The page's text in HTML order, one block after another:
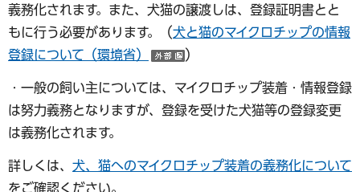
義務化されます。また、犬猫の譲渡しは、登録証明書とと
もに行う必要があります。（犬と猫のマイクロチップの情報
登録について（環境省）
（外部サイトへリンク）
）
・一般の飼い主については、マイクロチップ装着・情報登録
は努力義務となりますが、登録を受けた犬猫等の登録変更
は義務化されます。
詳しくは、 犬、猫へのマイクロチップ装着の義務化について
をご確認ください。